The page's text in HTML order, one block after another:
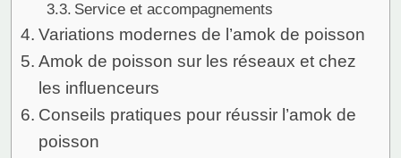
Service et accompagnements
Variations modernes de l’amok de poisson
Amok de poisson sur les réseaux et chez
les influenceurs
Conseils pratiques pour réussir l’amok de
poisson